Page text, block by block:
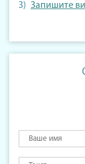
Запишите